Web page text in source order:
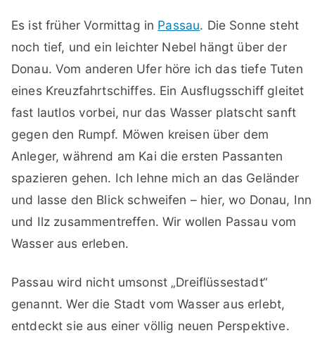
Es ist früher Vormittag in Passau. Die Sonne steht
noch tief, und ein leichter Nebel hängt über der
Donau. Vom anderen Ufer höre ich das tiefe Tuten
eines Kreuzfahrtschiffes. Ein Ausflugsschiff gleitet
fast lautlos vorbei, nur das Wasser platscht sanft
gegen den Rumpf. Möwen kreisen über dem
Anleger, während am Kai die ersten Passanten
spazieren gehen. Ich lehne mich an das Geländer
und lasse den Blick schweifen – hier, wo Donau, Inn
und Ilz zusammentreffen. Wir wollen Passau vom
Wasser aus erleben.
Passau wird nicht umsonst „Dreiflüssestadt“
genannt. Wer die Stadt vom Wasser aus erlebt,
entdeckt sie aus einer völlig neuen Perspektive.